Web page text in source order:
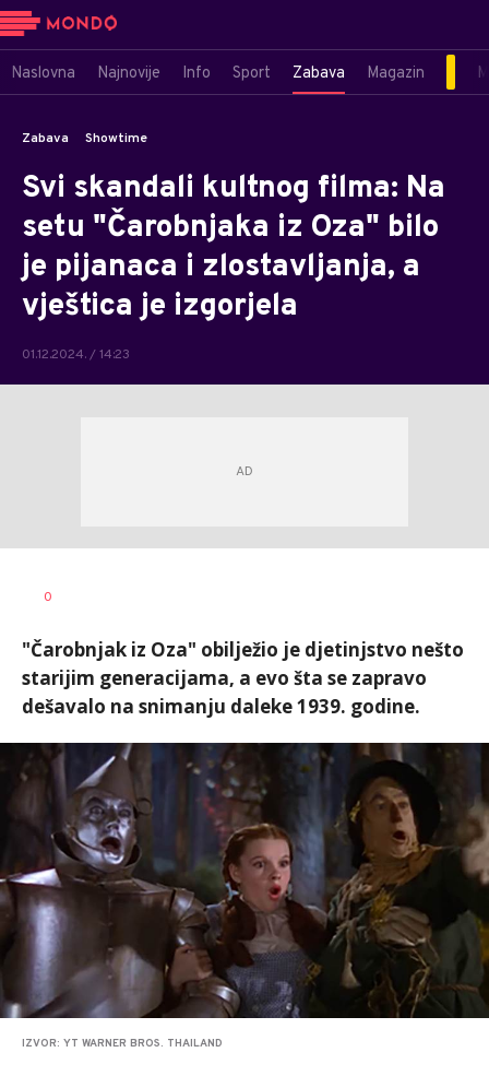
Naslovna Najnovije Info Sport Zabava Magazin
Zabava Showtime
Svi skandali kultnog filma: Na
setu "Čarobnjaka iz Oza" bilo
je pijanaca i zlostavljanja, a
vještica je izgorjela
01.12.2024. / 14:23
0
"Čarobnjak iz Oza" obilježio je djetinjstvo nešto
starijim generacijama, a evo šta se zapravo
dešavalo na snimanju daleke 1939. godine.
IZVOR: YT WARNER BROS. THAILAND